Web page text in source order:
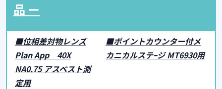
品 ー
■位相差対物レンズ
Plan App 40X
NA0.75アスベスト測
定用
■ポイントカウンター付メ
カニカルステｰジMT6930用